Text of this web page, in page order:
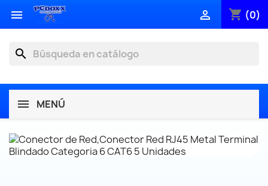
 shopping_cart (0)

search
MENÚ